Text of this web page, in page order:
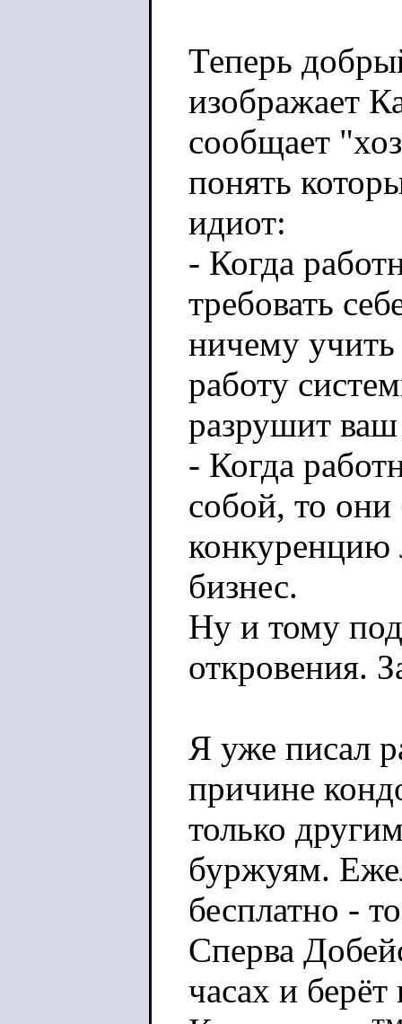
Теперь
изображает
сообщает
понять
идиот:
- Когда
требовать
ничему
работу
разрушит ваш
- Когда
собой, то они
конкуренцию
бизнес.
Ну и тому
откровения.
Я уже писал
причине
только
буржуям.
бесплатно -
Сперва
часах и